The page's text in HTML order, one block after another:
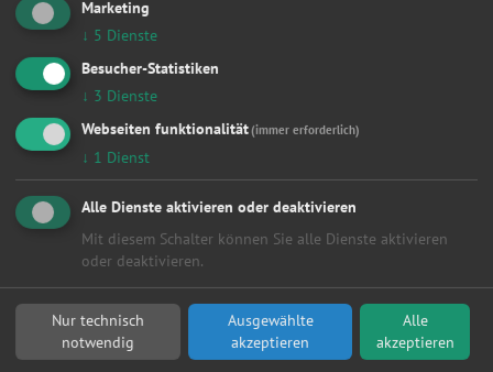
Hier können Sie kostenlos Werkstattangebote einholen!
Manuell HSN/TSN
Wählen Sie Hersteller und Modell Ihres Fahrzeugs aus
den folgenden Listen aus.
Hersteller:
Marketing
↓ 5 Dienste
Besucher-Statistiken
↓ 3 Dienste
Webseiten funktionalität(immer erforderlich)
↓ 1 Dienst
Alle Dienste aktivieren oder deaktivieren
Mit diesem Schalter können Sie alle Dienste aktivieren
oder deaktivieren.
Nur technisch
notwendig
Ausgewählte
akzeptieren
Alle
akzeptieren